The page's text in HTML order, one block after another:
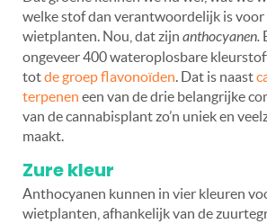
welke stof dan verantwoordelijk is voor
wietplanten. Nou, dat zijn anthocyanen.
ongeveer 400 wateroplosbare
totde groep flavonoïden. Dat is naast
terpenen een van de drie belangrijke
van de cannabisplant zo’n uniek en
maakt.
Zure kleur
Anthocyanen kunnen in vier kleuren
wietplanten, afhankelijk van de